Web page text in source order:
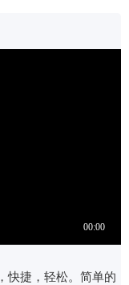
快捷，轻松。简单的